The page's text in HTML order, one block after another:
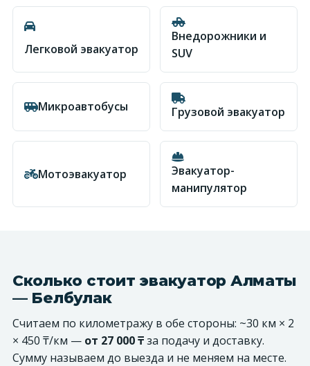
Легковой эвакуатор
Внедорожники и
SUV
Микроавтобусы Грузовой эвакуатор
Мотоэвакуатор
Эвакуатор-
манипулятор
Сколько стоит эвакуатор Алматы
— Белбулак
Считаем по километражу в обе стороны: ~30 км × 2
× 450 ₸/км — от 27 000 ₸за подачу и доставку.
Сумму называем до выезда и не меняем на месте.